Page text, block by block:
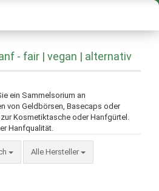
- fair | vegan | alternativ
ein Sammelsorium an
von Geldbörsen, Basecaps oder
Kosmetiktasche oder Hanfgürtel.
Hanfqualität.
Alle Hersteller